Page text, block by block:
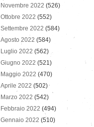
Novembre 2022 (526)
Ottobre 2022 (552)
Settembre 2022 (584)
Agosto 2022 (584)
Luglio 2022 (562)
Giugno 2022 (521)
Maggio 2022 (470)
Aprile 2022 (502)
Marzo 2022 (542)
Febbraio 2022 (494)
Gennaio 2022 (510)